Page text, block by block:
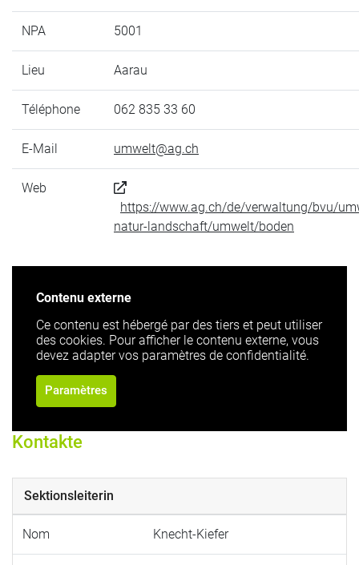
NPA 5001
Lieu Aarau
Téléphone 062 835 33 60
E-Mail umwelt@ag.ch
Web
https://www.ag.ch/de/verwaltung/bvu/
natur-landschaft/umwelt/boden
Contenu externe
Ce contenu est hébergé par des tiers et peut utiliser
des cookies. Pour afficher le contenu externe, vous
devez adapter vos paramètres de confidentialité.
Paramètres
Kontakte
Sektionsleiterin
Nom Knecht-Kiefer